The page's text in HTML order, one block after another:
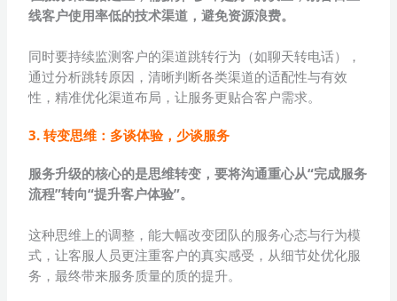
线客户使用率低的技术渠道，避免资源浪费。
同时要持续监测客户的渠道跳转行为（如聊天转电话），
通过分析跳转原因，清晰判断各类渠道的适配性与有效
性，精准优化渠道布局，让服务更贴合客户需求。
3. 转变思维：多谈体验，少谈服务
服务升级的核心的是思维转变，要将沟通重心从“完成服务
流程”转向“提升客户体验”。
这种思维上的调整，能大幅改变团队的服务心态与行为模
式，让客服人员更注重客户的真实感受，从细节处优化服
务，最终带来服务质量的质的提升。